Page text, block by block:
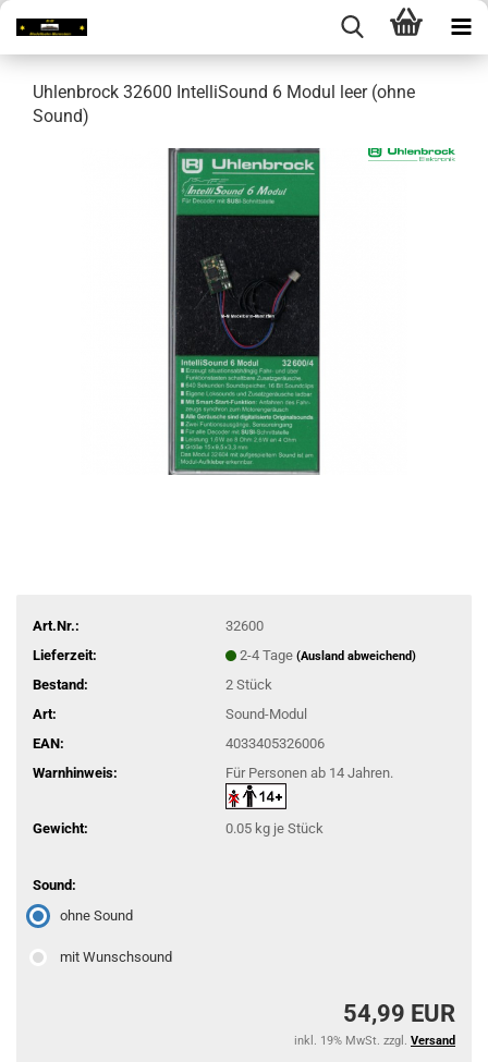
Uhlenbrock 32600 IntelliSound 6 Modul leer (ohne
Sound)
Art.Nr.:
32600
Lieferzeit:
2-4 Tage (Ausland abweichend)
Bestand: 2 Stück
Art:
Sound-Modul
EAN:
4033405326006
Warnhinweis:
Für Personen ab 14 Jahren.
Gewicht: 0.05kg je Stück
Sound:
ohne Sound
mit Wunschsound
54,99 EUR
inkl. 19% MwSt. zzgl. Versand